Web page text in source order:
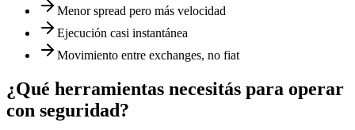
Menor spread pero más velocidad
Ejecución casi instantánea
Movimiento entre exchanges, no fiat
¿Qué herramientas necesitás para operar
con seguridad?